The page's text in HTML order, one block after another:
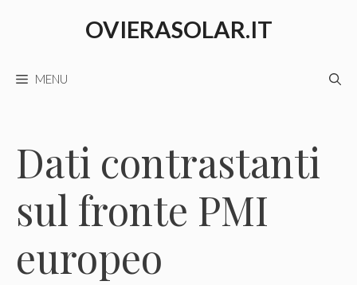
OVIERASOLAR.IT
MENU
Dati contrastanti
sul fronte PMI
europeo